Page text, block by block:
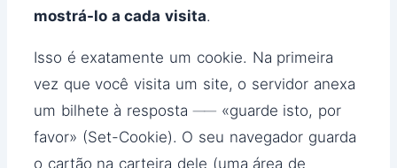
mostrá-lo a cada visita.
Isso é exatamente um cookie. Na primeira
vez que você visita um site, o servidor anexa
um bilhete à resposta ── «guarde isto, por
favor» (Set-Cookie). O seu navegador guarda
o cartão na carteira dele (uma área de